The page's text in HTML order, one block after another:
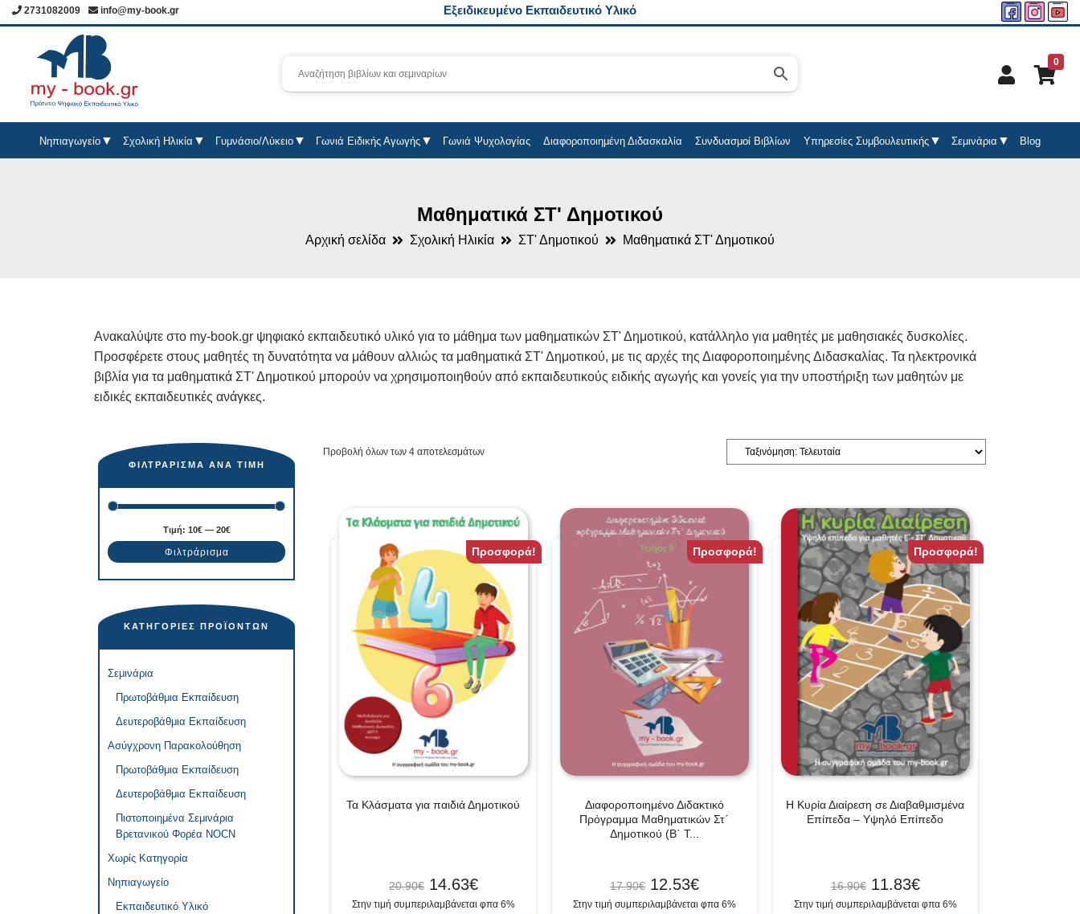
2731082009 info@my-book.gr Εξειδικευμένο Εκπαιδευτικό Υλικό
0
Νηπιαγωγείο Σχολική Ηλικία Γυμνάσιο/Λύκειο Γωνιά Ειδικής Αγωγής Γωνιά Ψυχολογίας Διαφοροποιημένη Διδασκαλία Συνδυασμοί Βιβλίων Υπηρεσίες Συμβουλευτικής Σεμινάρια Blog
Μαθηματικά ΣΤ' Δημοτικού
Αρχική σελίδα Σχολική Ηλικία ΣΤ' Δημοτικού Μαθηματικά ΣΤ' Δημοτικού
Ανακαλύψτε στο my-book.gr ψηφιακό εκπαιδευτικό υλικό για το μάθημα των μαθηματικών ΣΤ' Δημοτικού, κατάλληλο για μαθητές με μαθησιακές δυσκολίες.
Προσφέρετε στους μαθητές τη δυνατότητα να μάθουν αλλιώς τα μαθηματικά ΣΤ' Δημοτικού, με τις αρχές της Διαφοροποιημένης Διδασκαλίας. Τα ηλεκτρονικά
βιβλία για τα μαθηματικά ΣΤ' Δημοτικού μπορούν να χρησιμοποιηθούν από εκπαιδευτικούς ειδικής αγωγής και γονείς για την υποστήριξη των μαθητών με
ειδικές εκπαιδευτικές ανάγκες.
ΦΙΛΤΡΆΡΙΣΜΑ ΑΝΆ ΤΙΜΉ
Φιλτράρισμα
Τιμή: 10€— 20€
ΚΑΤΗΓΟΡΊΕΣ ΠΡΟΪΌΝΤΩΝ
Σεμινάρια
Πρωτοβάθμια Εκπαίδευση
Δευτεροβάθμια Εκπαίδευση
Ασύγχρονη Παρακολούθηση
Πρωτοβάθμια Εκπαίδευση
Δευτεροβάθμια Εκπαίδευση
Πιστοποιημένα Σεμινάρια
Βρετανικού Φορέα NOCN
Χωρίς Κατηγορία
Νηπιαγωγείο
Εκπαιδευτικό Υλικό
Προβολή όλων των 4 αποτελεσμάτων
Προσφορά!
Τα Κλάσματα για παιδιά Δημοτικού
20.90€ 14.63€
Στην τιμή συμπεριλαμβάνεται φπα 6%
Προσφορά!
Διαφοροποιημένο Διδακτικό
Πρόγραμμα Μαθηματικών Στ΄
Δημοτικού (Β΄ Τ...
17.90€ 12.53€
Στην τιμή συμπεριλαμβάνεται φπα 6%
Προσφορά!
Η Κυρία Διαίρεση σε Διαβαθμισμένα
Επίπεδα – Υψηλό Επίπεδο
16.90€ 11.83€
Στην τιμή συμπεριλαμβάνεται φπα 6%